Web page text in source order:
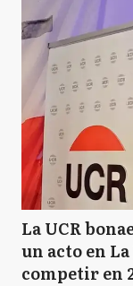
La UCR
un acto en
competir en